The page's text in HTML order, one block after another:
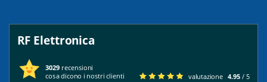
RF Elettronica
3029 recensioni
cosa dicono i nostri clienti
valutazione 4.95 / 5